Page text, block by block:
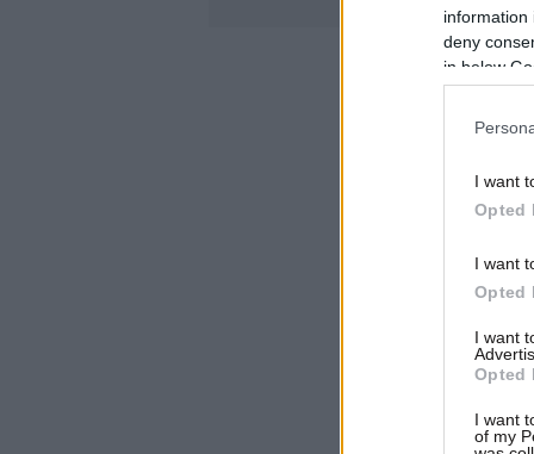
information
deny
in below
I want
Opted
I want
Opted
I want
Opted
I want
of my